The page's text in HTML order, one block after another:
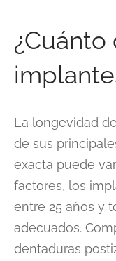
¿Cuánto
La longevidad
de sus
exacta puede
factores, los
entre 25 años y
adecuados.
dentaduras